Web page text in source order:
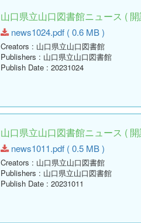
山口県立山口図書館ニュース (
news1024.pdf ( 0.6 MB )
Creators : 山口県立山口図書館
Publishers : 山口県立山口図書館
Publish Date : 20231024
山口県立山口図書館ニュース (
news1011.pdf ( 0.5 MB )
Creators : 山口県立山口図書館
Publishers : 山口県立山口図書館
Publish Date : 20231011